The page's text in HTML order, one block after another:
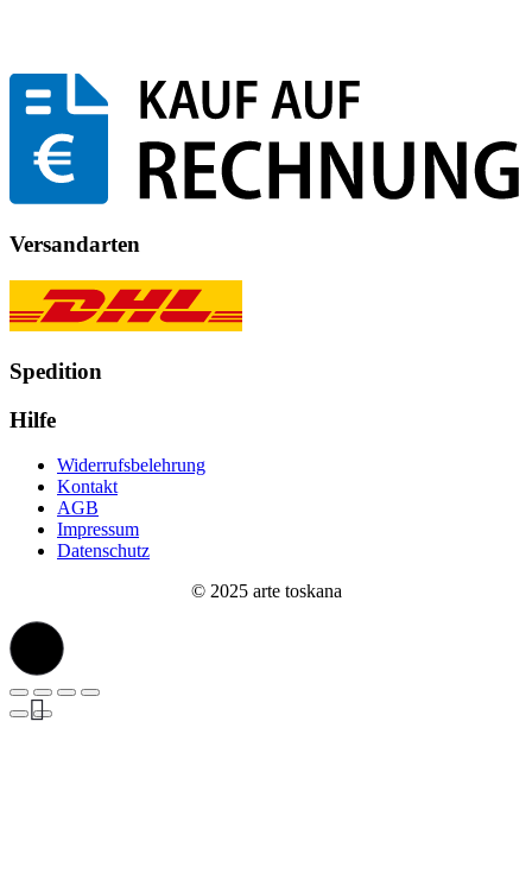
Versandarten
Spedition
Hilfe
Widerrufsbelehrung
Kontakt
AGB
Impressum
Datenschutz
© 2025 arte toskana